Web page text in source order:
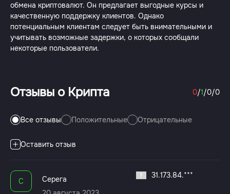
обмена криптовалют. Он предлагает выгодные курсы и
качественную поддержку клиентов. Однако
потенциальным клиентам следует быть внимательными и
учитывать возможные задержки, о которых сообщали
некоторые пользователи.
Отзывы о Крипта 0/1/0/0
Все отзывы Положительные Отрицательные
Оставить отзыв
С
Серега
31.173.84.***